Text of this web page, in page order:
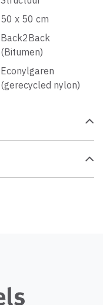
50 x 50 cm
Back2Back
(Bitumen)
Econylgaren
(gerecycled nylon)